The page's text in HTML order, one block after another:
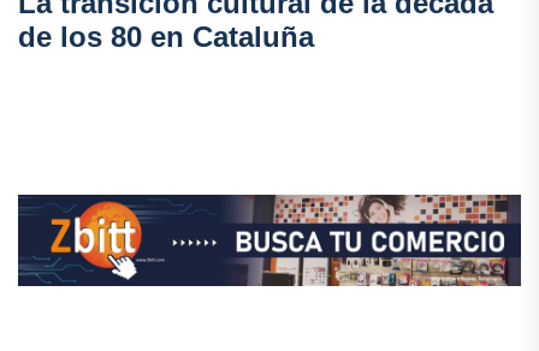
de los 80 en Cataluña